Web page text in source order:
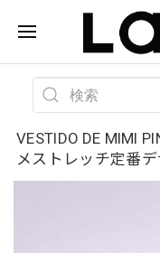
VESTIDO DE MIMI
メストレッチ定番